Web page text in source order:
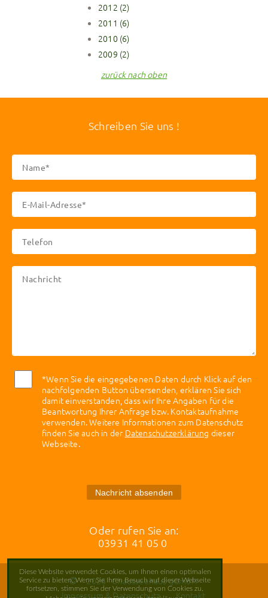
Diese Website verwendet Cookies, um Ihnen einen optimalen
Service zu bieten. Wenn Sie Ihren Besuch auf dieser Webseite
fortsetzen, stimmen Sie der Verwendung von Cookies zu.
2012 (2)
2011 (6)
2010 (6)
2009 (2)
zurück nach oben
Schreiben Sie uns !
*Wenn Sie die eingegebenen Daten durch Klick auf den
nachfolgenden Button übersenden, erklären Sie sich
damit einverstanden, dass wir Ihre Angaben für die
Beantwortung Ihrer Anfrage bzw. Kontaktaufnahme
verwenden. Weitere Informationen zum Datenschutz
finden Sie auch in der Datenschutzerklärung dieser
Webseite.
Nachricht absenden
Oder rufen Sie an:
03931 41 05 0
2026 Chausseehaus gGmbH
Impressum & Datenschutz
Kontakt